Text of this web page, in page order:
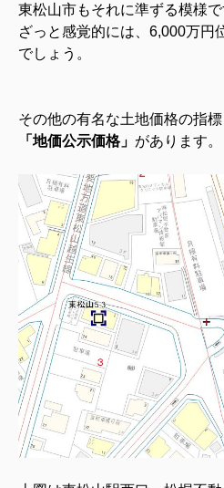
東松山市もそれに準ずる模様で
ざっと感覚的には、6,000万円
でしょう。
その他の有名な土地価格の指標
「地価公示価格」 があります。